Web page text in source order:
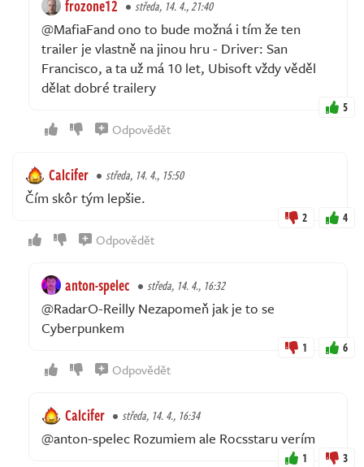
frozone12 středa, 14. 4., 21:40
@MafiaFand ono to bude možná i tím že ten
trailer je vlastně na jinou hru - Driver: San
Francisco, a ta už má 10 let, Ubisoft vždy věděl
dělat dobré trailery
5
Odpovědět
Calcifer středa, 14. 4., 15:50
Čím skôr tým lepšie.
2 4
Odpovědět
anton-spelec středa, 14. 4., 16:32
@RadarO-Reilly Nezapomeň jak je to se
Cyberpunkem
1 6
Odpovědět
Calcifer středa, 14. 4., 16:34
@anton-spelec Rozumiem ale Rocsstaru verím
1 3